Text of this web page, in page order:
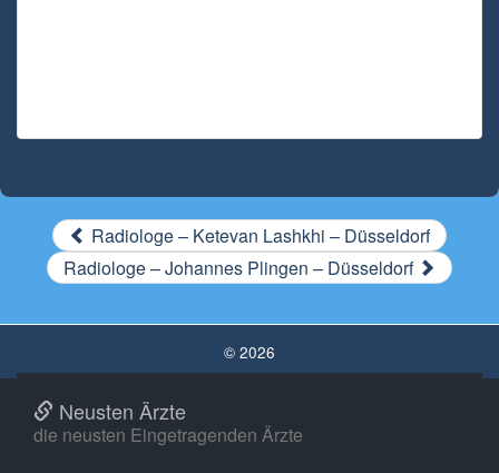
Radiologe – Ketevan Lashkhi – Düsseldorf
Radiologe – Johannes Plingen – Düsseldorf
© 2026
Neusten Ärzte
die neusten Eingetragenden Ärzte